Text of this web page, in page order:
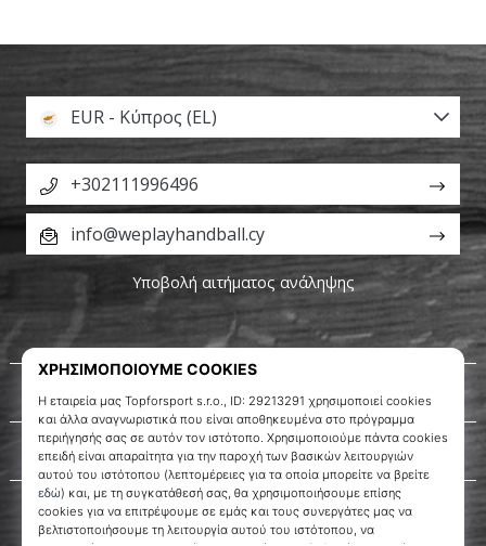
μας
Εμφάνιση
όλων
των
άρθρων
Σχετικά μ' εμάς
Εξυπηρέτηση πελατών
EUR - Κύπρος (EL)
+302111996496
info@weplayhandball.cy
Υποβολή αιτήματος ανάληψης